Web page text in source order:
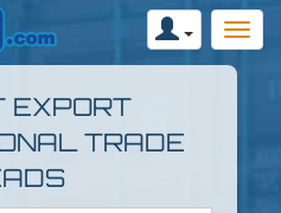
EXPORT
TRADE